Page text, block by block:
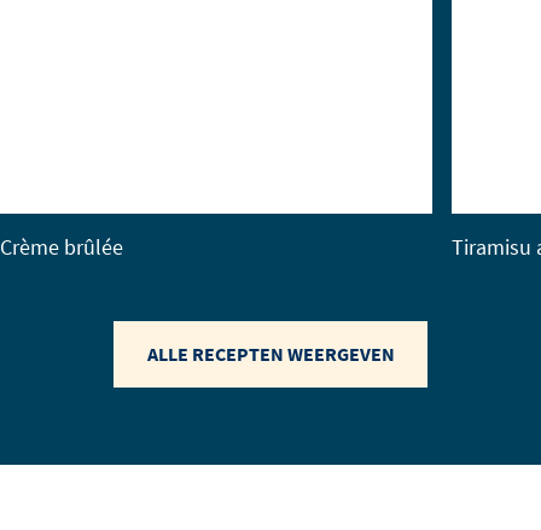
Crème brûlée Tiramisu
ALLE RECEPTEN WEERGEVEN